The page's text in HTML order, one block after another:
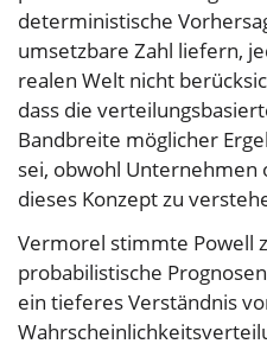
deterministische
umsetzbare Zahl liefern,
realen Welt nicht
dass die
Bandbreite möglicher
sei, obwohl Unternehmen
dieses Konzept zu
Vermorel stimmte Powell
probabilistische
ein tieferes Verständnis